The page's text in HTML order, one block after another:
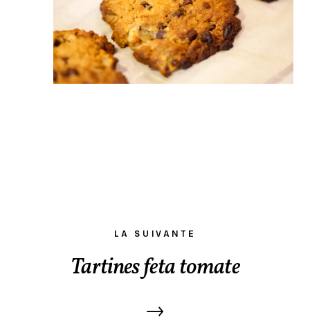
LA SUIVANTE
Tartines feta tomate
→